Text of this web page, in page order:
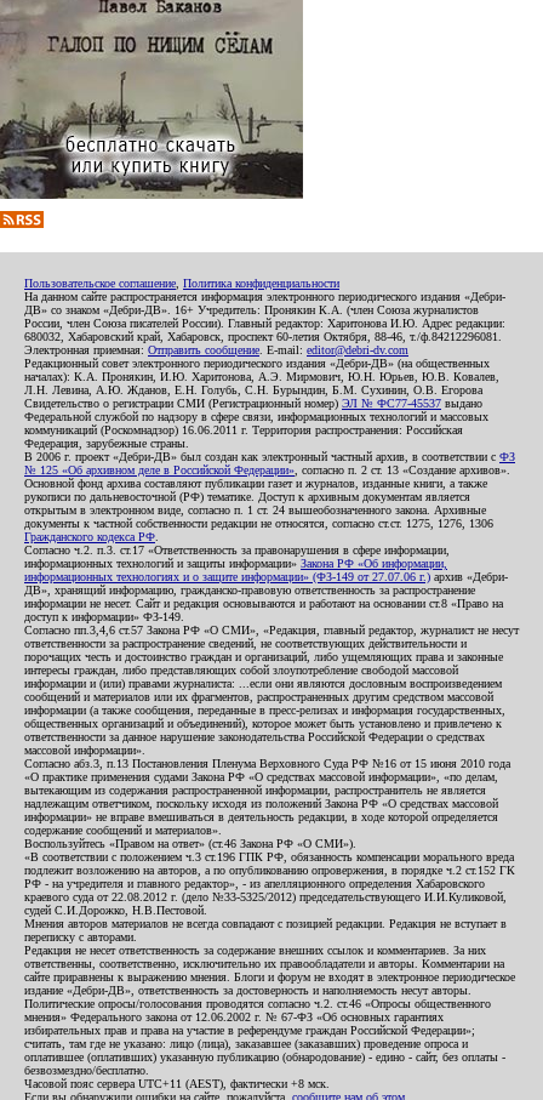
Пользовательское соглашение Политика конфиденциальности
На данном сайте распространяется информация электронного периодического издания «Дебри-
ДВ» со знаком «Дебри-ДВ». 16+ Учредитель: Пронякин К.А. (член Союза журналистов
России, член Союза писателей России). Главный редактор: Харитонова И.Ю. Адрес редакции:
680032, Хабаровский край, Хабаровск, проспект 60-летия Октября, 88-46, т./ф.84212296081.
Электронная приемная: Отправить сообщение . E-mail: editor@debri-dv.com
Редакционный совет электронного периодического издания «Дебри-ДВ» (на общественных
началах): К.А. Пронякин, И.Ю. Харитонова, А.Э. Мирмович, Ю.Н. Юрьев, Ю.В. Ковалев,
Л.Н. Левина, А.Ю. Жданов, Е.Н. Голубь, С.Н. Бурындин, Б.М. Сухинин, О.В. Егорова
Свидетельство о регистрации СМИ (Регистрационный номер) ЭЛ № ФС77-45537 выдано
Федеральной службой по надзору в сфере связи, информационных технологий и массовых
коммуникаций (Роскомнадзор) 16.06.2011 г. Территория распространения: Российская
Федерация, зарубежные страны.
В 2006 г. проект «Дебри-ДВ» был создан как электронный частный архив, в соответствии с ФЗ
№ 125 «Об архивном деле в Российской Федерации» , согласно п. 2 ст. 13 «Создание архивов».
Основной фонд архива составляют публикации газет и журналов, изданные книги, а также
рукописи по дальневосточной (РФ) тематике. Доступ к архивным документам является
открытым в электронном виде, согласно п. 1 ст. 24 вышеобозначенного закона. Архивные
документы к частной собственности редакции не относятся, согласно ст.ст. 1275, 1276, 1306
Гражданского кодекса РФ
Согласно ч.2. п.3. ст.17 «Ответственность за правонарушения в сфере информации,
информационных технологий и защиты информации» Закона РФ «Об информации,
информационных технологиях и о защите информации» (ФЗ-149 от 27.07.06 г.) архив «Дебри-
ДВ», хранящий информацию, гражданско-правовую ответственность за распространение
информации не несет. Сайт и редакция основываются и работают на основании ст.8 «Право на
доступ к информации» ФЗ-149.
Согласно пп.3,4,6 ст.57 Закона РФ «О СМИ», «Редакция, главный редактор, журналист не несут
ответственности за распространение сведений, не соответствующих действительности и
порочащих честь и достоинство граждан и организаций, либо ущемляющих права и законные
интересы граждан, либо представляющих собой злоупотребление свободой массовой
информации и (или) правами журналиста: ...если они являются дословным воспроизведением
сообщений и материалов или их фрагментов, распространенных другим средством массовой
информации (а также сообщения, переданные в пресс-релизах и информация государственных,
общественных организаций и объединений), которое может быть установлено и привлечено к
ответственности за данное нарушение законодательства Российской Федерации о средствах
массовой информации».
Согласно абз.3, п.13 Постановления Пленума Верховного Суда РФ №16 от 15 июня 2010 года
«О практике применения судами Закона РФ «О средствах массовой информации», «по делам,
вытекающим из содержания распространенной информации, распространитель не является
надлежащим ответчиком, поскольку исходя из положений Закона РФ «О средствах массовой
информации» не вправе вмешиваться в деятельность редакции, в ходе которой определяется
содержание сообщений и материалов».
Воспользуйтесь «Правом на ответ» (ст.46 Закона РФ «О СМИ»).
«В соответствии с положением ч.3 ст.196 ГПК РФ, обязанность компенсации морального вреда
подлежит возложению на авторов, а по опубликованию опровержения, в порядке ч.2 ст.152 ГК
РФ - на учредителя и главного редактор», - из апелляционного определения Хабаровского
краевого суда от 22.08.2012 г. (дело №33-5325/2012) председательствующего И.И.Куликовой,
судей С.И.Дорожко, Н.В.Пестовой.
Мнения авторов материалов не всегда совпадают с позицией редакции. Редакция не вступает в
переписку с авторами.
Редакция не несет ответственность за содержание внешних ссылок и комментариев. За них
ответственны, соответственно, исключительно их правообладатели и авторы. Комментарии на
сайте приравнены к выражению мнения. Блоги и форум не входят в электронное периодическое
издание «Дебри-ДВ», ответственность за достоверность и наполняемость несут авторы.
Политические опросы/голосования проводятся согласно ч.2. ст.46 «Опросы общественного
мнения» Федерального закона от 12.06.2002 г. № 67-ФЗ «Об основных гарантиях
избирательных прав и права на участие в референдуме граждан Российской Федерации»;
считать, там где не указано: лицо (лица), заказавшее (заказавших) проведение опроса и
оплатившее (оплативших) указанную публикацию (обнародование) - едино - сайт, без оплаты -
безвозмездно/бесплатно.
Часовой пояс сервера UTC+11 (AEST), фактически +8 мск.
Если вы обнаружили ошибки на сайте, пожалуйста, сообщите нам об этом